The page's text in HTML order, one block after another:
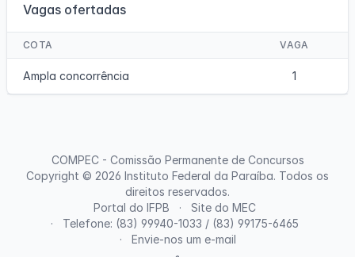
Vagas ofertadas
COTA VAGA
Ampla concorrência 1
Portal do IFPB
Site do MEC
Telefone: (83) 99940-1033 / (83) 99175-6465
Envie-nos um e-mail
COMPEC - Comissão Permanente de Concursos
Copyright © 2026 Instituto Federal da Paraíba. Todos os
direitos reservados.